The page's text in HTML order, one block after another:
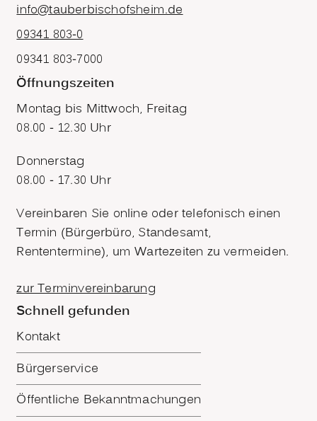
info@tauberbischofsheim.de
09341 803-0
09341 803-7000
Öffnungszeiten
Montag bis Mittwoch, Freitag
08.00 - 12.30 Uhr
Donnerstag
08.00 - 17.30 Uhr
Vereinbaren Sie online oder telefonisch einen
Termin (Bürgerbüro, Standesamt,
Rententermine), um Wartezeiten zu vermeiden.
zur Terminvereinbarung
Schnell gefunden
Kontakt
Bürgerservice
Öffentliche Bekanntmachungen